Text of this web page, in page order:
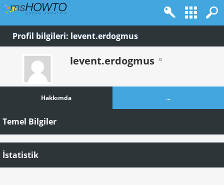
Profil bilgileri: levent.erdogmus
levent.erdogmus
Hakkımda ...
Temel Bilgiler
İstatistik